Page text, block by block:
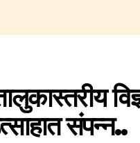
संपन्न..